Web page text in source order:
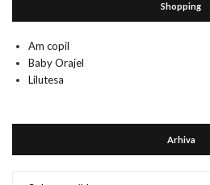
Shopping
Am copil
Baby Orajel
Lilutesa
Arhiva